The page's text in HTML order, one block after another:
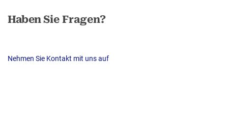
HabenSie Fragen?
Nehmen Sie Kontakt mit uns auf